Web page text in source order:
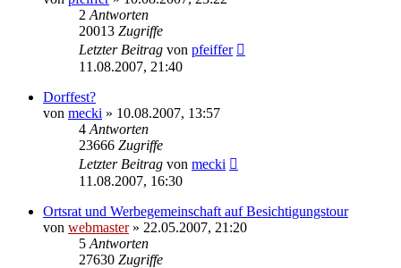
2 Antworten
20013 Zugriffe
Letzter Beitrag von pfeiffer
11.08.2007, 21:40
Dorffest?
von mecki » 10.08.2007, 13:57
4 Antworten
23666 Zugriffe
Letzter Beitrag von mecki
11.08.2007, 16:30
Ortsrat und Werbegemeinschaft auf Besichtigungstour
von webmaster» 22.05.2007, 21:20
5 Antworten
27630 Zugriffe